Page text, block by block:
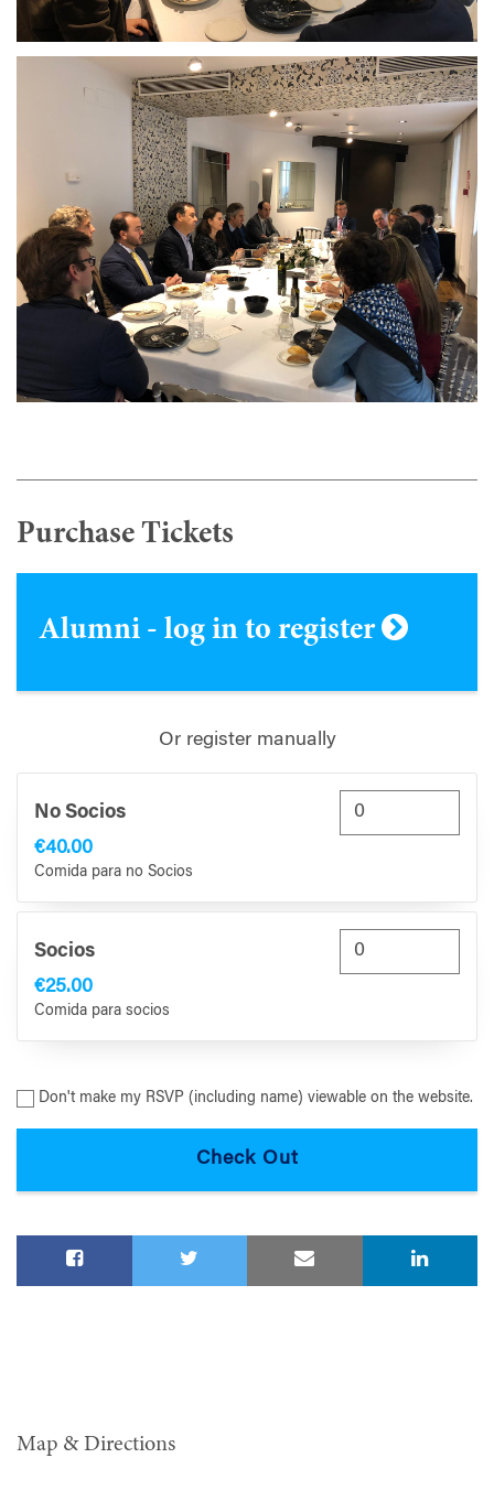
Purchase Tickets
Alumni - log in to register
Or register manually
No Socios
€40.00
Comida para no Socios
Socios
€25.00
Comida para socios
Don't make my RSVP (including name) viewable on the website.
Map & Directions